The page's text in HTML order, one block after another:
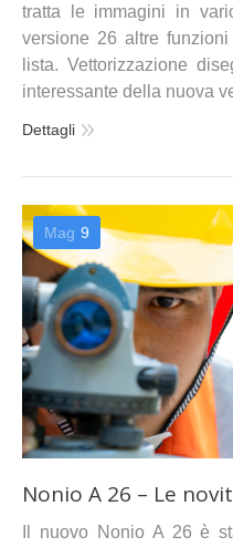
tratta le immagini in
versione 26 altre
lista. Vettorizzazione
interessante della nuova
Dettagli
Mag 9
Nonio A 26 – Le
Il nuovo Nonio A 26 è